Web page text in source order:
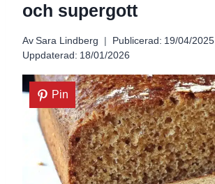
och supergott
Av Sara Lindberg Publicerad: 19/04/2025
Uppdaterad: 18/01/2026
Pin